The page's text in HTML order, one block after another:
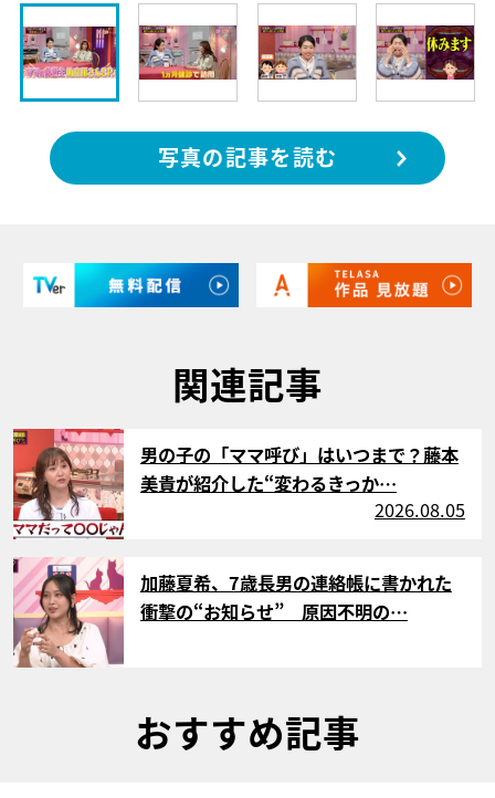
写真の記事を読む
関連記事
サムネイル
男の子の「ママ呼び」はいつまで？藤本
美貴が紹介した“変わるきっか…
2026.08.05
サムネイル
加藤夏希、7歳長男の連絡帳に書かれた
衝撃の“お知らせ” 原因不明の…
おすすめ記事